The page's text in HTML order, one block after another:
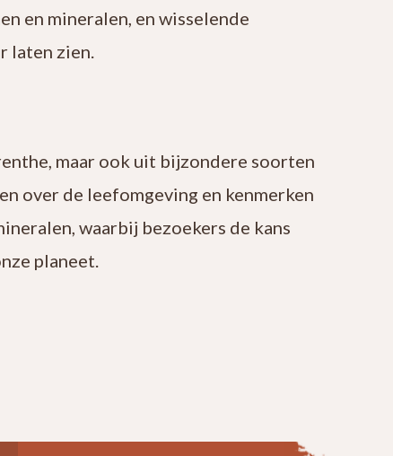
en mineralen, en wisselende
laten zien.
maar ook uit bijzondere soorten
over de leefomgeving en kenmerken
waarbij bezoekers de kans
planeet.